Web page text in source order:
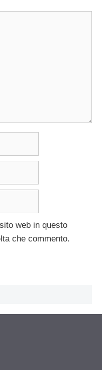
web in questo
che commento.